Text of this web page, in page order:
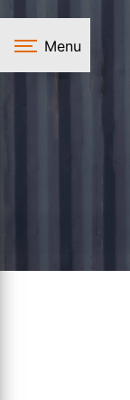
Panneau de
Menu